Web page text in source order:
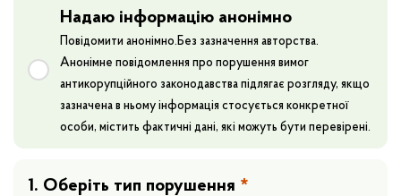
Повідомити про корупцію
Антикорупційна програма та результати її
виконання
Оцінка корупційних ризиків
Надаю інформацію анонімно
Повідомити анонімно.Без зазначення авторства.
Анонімне повідомлення про порушення вимог
антикорупційного законодавства підлягає розгляду, якщо
зазначена в ньому інформація стосується конкретної
особи, містить фактичні дані, які можуть бути перевірені.
1. Оберіть тип порушення *